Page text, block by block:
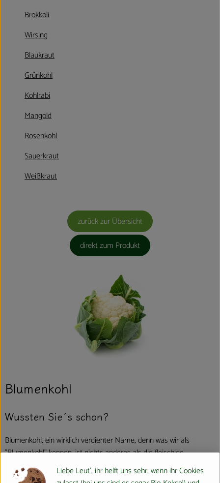
Kühltheke
Aktionen & Neues
Naturkost
Getränke
Haushaltswaren
So geht´s
Hofladen
Über uns
Veranstaltungen
Brokkoli
Wirsing
Blaukraut
Grünkohl
Kohlrabi
Mangold
Rosenkohl
Sauerkraut
Weißkraut
zurück zur Übersicht
direkt zum Produkt
Blumenkohl
Wussten Sie´s schon?
Blumenkohl, ein wirklich verdienter Name, denn was wir als
"Blumenkohl" kennen, ist nichts anderes als die fleischige
Verdickung der noch fest geschlossenen und verzweigten Masse
des Blütenstandes. Bekannt ist der Blumenkohl aber auch unter
Liebe Leut', ihr helft uns sehr, wenn ihr Cookies